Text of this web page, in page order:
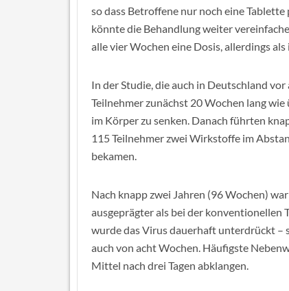
so dass Betroffene nur noch eine
könnte die Behandlung weiter
alle vier Wochen eine Dosis, allerdings
In der Studie, die auch in Deutschland
Teilnehmer zunächst 20 Wochen lang
im Körper zu senken. Danach führten
115 Teilnehmer zwei Wirkstoffe im
bekamen.
Nach knapp zwei Jahren (96 Wochen)
ausgeprägter als bei der konventionellen
wurde das Virus dauerhaft unterdrückt –
auch von acht Wochen. Häufigste
Mittel nach drei Tagen abklangen.